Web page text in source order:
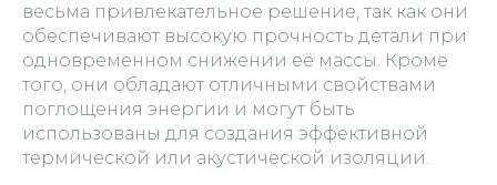
весьма привлекательное решение, так как они
обеспечивают высокую прочность детали при
одновременном снижении её массы. Кроме
того, они обладают отличными свойствами
поглощения энергии и могут быть
использованы для создания эффективной
термической или акустической изоляции.